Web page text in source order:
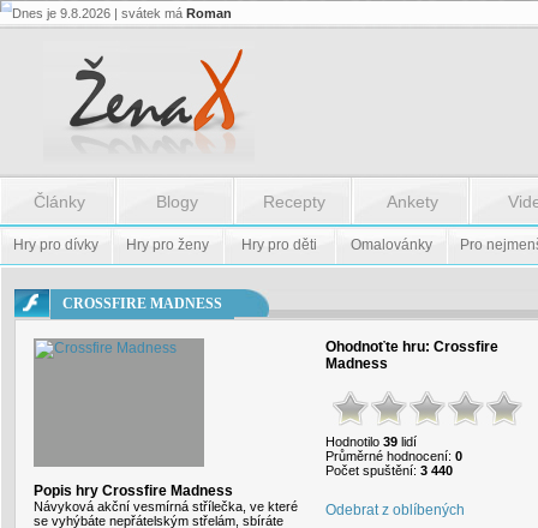
Flash.nazev
Flash.nazev
Dnes je 9.8.2026 | svátek má Roman
Články Blogy Recepty Ankety
Hry pro dívky Hry pro ženy Hry pro děti Omalovánky Pro
CROSSFIRE MADNESS
Popis hry Crossfire Madness
Návyková akční vesmírná střílečka, ve které
se vyhýbáte nepřátelským střelám, sbíráte
Ohodnoťte hru: Crossfire
Madness
Hodnotilo 39 lidí
Průměrné hodnocení: 0
Počet spuštění: 3 440
Odebrat z oblíbených